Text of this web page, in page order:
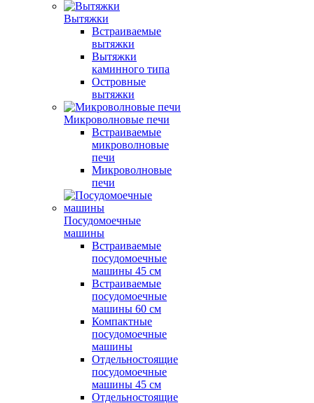
Вытяжки
Встраиваемые
вытяжки
Вытяжки
каминного типа
Островные
вытяжки
Микроволновые печи
Встраиваемые
микроволновые
печи
Микроволновые
печи
Посудомоечные
машины
Встраиваемые
посудомоечные
машины 45 см
Встраиваемые
посудомоечные
машины 60 см
Компактные
посудомоечные
машины
Отдельностоящие
посудомоечные
машины 45 см
Отдельностоящие